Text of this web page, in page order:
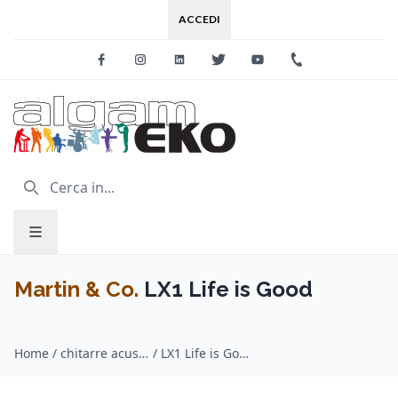
ACCEDI
FacebookInstagramLinkedinTwitter Youtube
Martin & Co. LX1 Life is Good
Home / chitarre acustiche / Martin & Co. / LX1 Life is Good